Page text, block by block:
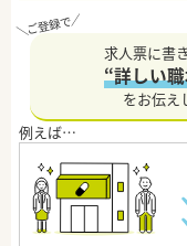
求人票に書
“詳しい
をお伝え